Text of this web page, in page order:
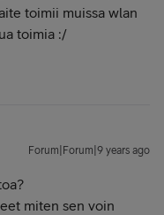
toimii muissa wlan
toimia :/
Forum|Forum|9 years ago
miten sen voin